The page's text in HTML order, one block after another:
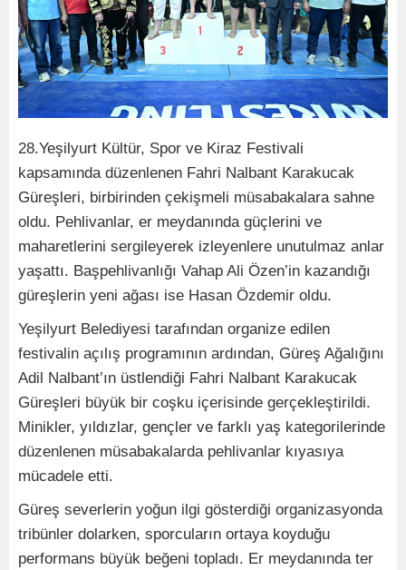
28.Yeşilyurt Kültür, Spor ve Kiraz Festivali
kapsamında düzenlenen Fahri Nalbant Karakucak
Güreşleri, birbirinden çekişmeli müsabakalara sahne
oldu. Pehlivanlar, er meydanında güçlerini ve
maharetlerini sergileyerek izleyenlere unutulmaz anlar
yaşattı. Başpehlivanlığı Vahap Ali Özen’in kazandığı
güreşlerin yeni ağası ise Hasan Özdemir oldu.
Yeşilyurt Belediyesi tarafından organize edilen
festivalin açılış programının ardından, Güreş Ağalığını
Adil Nalbant’ın üstlendiği Fahri Nalbant Karakucak
Güreşleri büyük bir coşku içerisinde gerçekleştirildi.
Minikler, yıldızlar, gençler ve farklı yaş kategorilerinde
düzenlenen müsabakalarda pehlivanlar kıyasıya
mücadele etti.
Güreş severlerin yoğun ilgi gösterdiği organizasyonda
tribünler dolarken, sporcuların ortaya koyduğu
performans büyük beğeni topladı. Er meydanında ter